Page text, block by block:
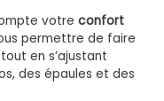
votre confort
permettre de faire
en s’ajustant
des épaules et des